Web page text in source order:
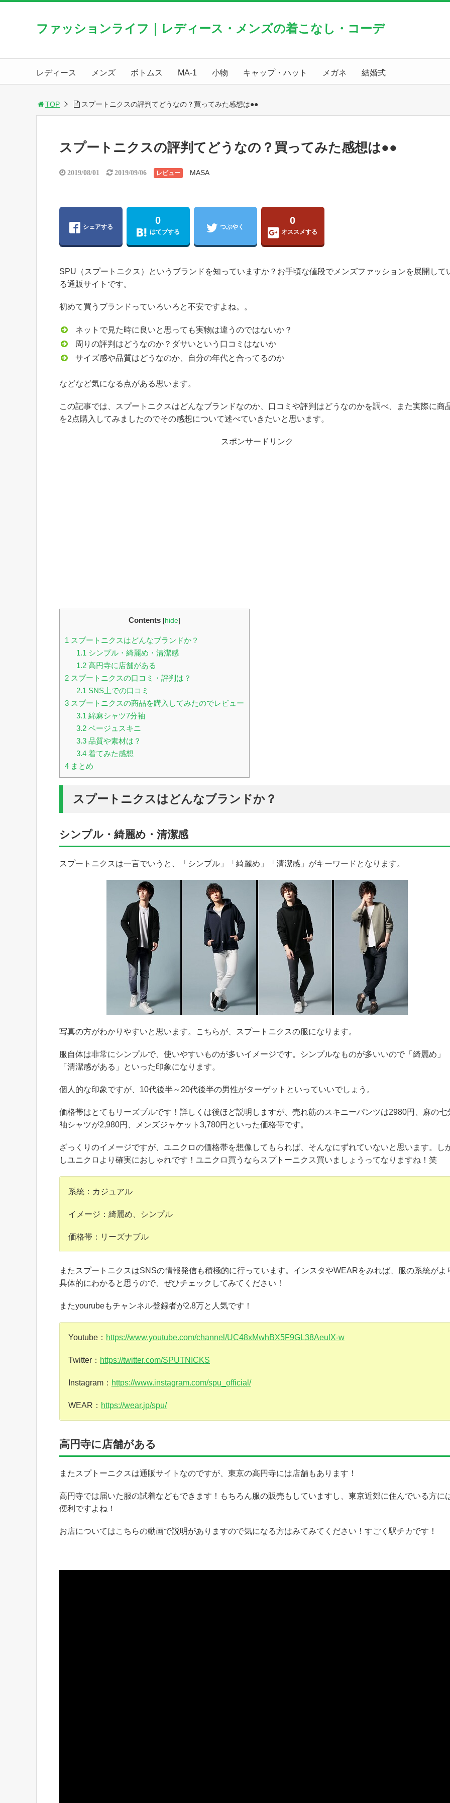
ファッションライフ｜レディース・メンズの着こなし・コーデ
レディース メンズ ボトムス MA-1 小物 キャップ・ハット メガネ 結婚式
TOP スプートニクスの評判てどうなの？買ってみた感想は●●
スプートニクスの評判てどうなの？買ってみた感想は●●
2019/08/01 2019/09/06 レビュー MASA
シェアする
0
はてブする
つぶやく
0
オススメする
SPU（スプートニクス）というブランドを知っていますか？お手頃な値段でメンズファッションを展開して
る通販サイトです。
初めて買うブランドっていろいろと不安ですよね。。
ネットで見た時に良いと思っても実物は違うのではないか？
周りの評判はどうなのか？ダサいという口コミはないか
サイズ感や品質はどうなのか、自分の年代と合ってるのか
などなど気になる点がある思います。
この記事では、スプートニクスはどんなブランドなのか、口コミや評判はどうなのかを調べ、また実際に商
を2点購入してみましたのでその感想について述べていきたいと思います。
スポンサードリンク
Contents [hide]
1 スプートニクスはどんなブランドか？
1.1 シンプル・綺麗め・清潔感
1.2高円寺に店舗がある
2 スプートニクスの口コミ・評判は？
2.1 SNS上での口コミ
3 スプートニクスの商品を購入してみたのでレビュー
3.1 綿麻シャツ7分袖
3.2ベージュスキニ
3.3品質や素材は？
3.4着てみた感想
4 まとめ
スプートニクスはどんなブランドか？
シンプル・綺麗め・清潔感
スプートニクスは一言でいうと、「シンプル」「綺麗め」「清潔感」がキーワードとなります。
写真の方がわかりやすいと思います。こちらが、スプートニクスの服になります。
服自体は非常にシンプルで、使いやすいものが多いイメージです。シンプルなものが多いいので「綺麗め」
「清潔感がある」といった印象になります。
個人的な印象ですが、10代後半～20代後半の男性がターゲットといっていいでしょう。
価格帯はとてもリーズブルです！詳しくは後ほど説明しますが、売れ筋のスキニーパンツは2980円、麻の七
袖シャツが2,980円、メンズジャケット3,780円といった価格帯です。
ざっくりのイメージですが、ユニクロの価格帯を想像してもられば、そんなにずれていないと思います。し
しユニクロより確実におしゃれです！ユニクロ買うならスプトーニクス買いましょうってなりますね！笑
系統：カジュアル
イメージ：綺麗め、シンプル
価格帯：リーズナブル
またスプートニクスはSNSの情報発信も積極的に行っています。インスタやWEARをみれば、服の系統がよ
具体的にわかると思うので、ぜひチェックしてみてください！
またyourubeもチャンネル登録者が2.8万と人気です！
Youtube： https://www.youtube.com/channel/UC48xMwhBX5F9GL38AeulX-w
Twitter： https://twitter.com/SPUTNICKS
Instagram： https://www.instagram.com/spu_official/
WEAR： https://wear.jp/spu/
高円寺に店舗がある
またスプトーニクスは通販サイトなのですが、東京の高円寺には店舗もあります！
高円寺では届いた服の試着などもできます！もちろん服の販売もしていますし、東京近郊に住んでいる方に
便利ですよね！
お店についてはこちらの動画で説明がありますので気になる方はみてみてください！すごく駅チカです！